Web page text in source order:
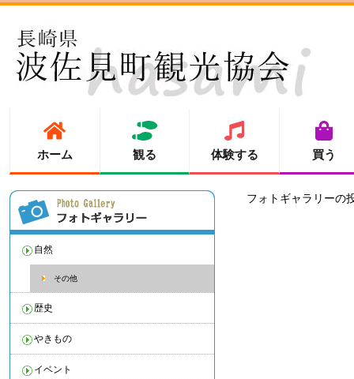
ホーム 観る 体験する 買う
フォトギャラリーの
自然
その他
歴史
やきもの
イベント